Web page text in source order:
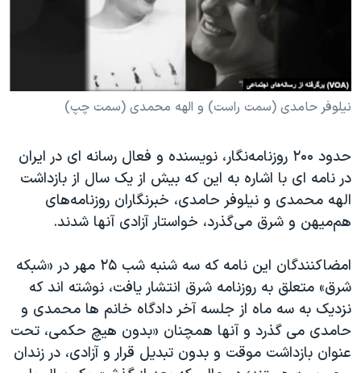
فرهنگ و زندگی
حقوق شهروندی
علم و فناوری
گالری عکس
آرشیو پخش زنده
انتخابات ریاست جمهوری آمریکا ۲۰۲۴
حمله جمهوری اسلامی به اسرائیل
رمز مهسا
اعتراضات زن، زندگی، آزادی
مجموعه مستندهای دادخواهی
تریبونال مردمی آبان ۹۸
چهل سال گروگان‌گیری
قانون شفافیت دارائی کادر رهبری ایران
اعتراضات مردمی آبان ۹۸
اسرائیل در جنگ
نیلوفر حامدی (سمت راست) و الهه محمدی (سمت چپ)
حدود ۲۰۰ روزنامه‌نگار، نویسنده و فعال رسانه ای در ایران
در نامه ای با اشاره به این که بیش از یک سال از بازداشت
الهه محمدی و نیلوفر حامدی، خبرنگاران روزنامه‌های
هم‌میهن و شرق می‌گذرد، خواستار آزادی آنها شدند.
امضاکنندگان این نامه که سه شنبه شب ۲۵ مهر در «شبکه
شرق» متعلق به روزنامه شرق انتشار یافت، نوشته اند که
نزدیک به سه ماه از جلسه آخر دادگاه خانم ها محمدی و
حامدی می گذرد و آنها همچنان «بدون هیچ حکمی، تحت
عنوان بازداشت موقت و بدون تبدیل قرار و آزادی، در زندان